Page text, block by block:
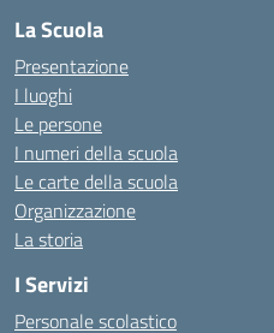
La Scuola
Presentazione
I luoghi
Le persone
I numeri della scuola
Le carte della scuola
Organizzazione
La storia
I Servizi
Personale scolastico